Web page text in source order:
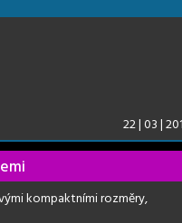
22 | 03 |
kompaktními rozměry,